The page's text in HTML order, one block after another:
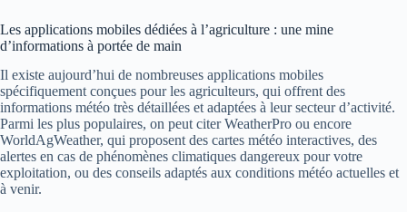
Les applications mobiles dédiées à l’agriculture : une mine
d’informations à portée de main
Il existe aujourd’hui de nombreuses applications mobiles
spécifiquement conçues pour les agriculteurs, qui offrent des
informations météo très détaillées et adaptées à leur secteur d’activité.
Parmi les plus populaires, on peut citer WeatherPro ou encore
WorldAgWeather, qui proposent des cartes météo interactives, des
alertes en cas de phénomènes climatiques dangereux pour votre
exploitation, ou des conseils adaptés aux conditions météo actuelles et
à venir.